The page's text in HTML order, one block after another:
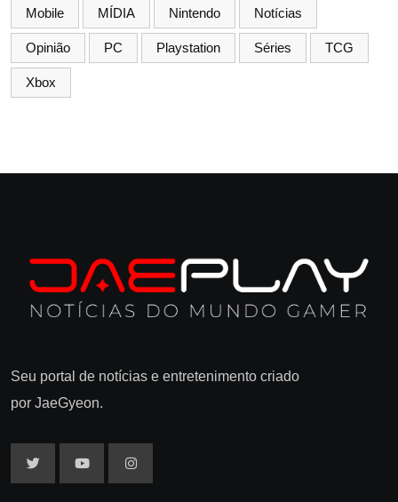
Mobile MÍDIA Nintendo Notícias
Opinião PC Playstation Séries TCG
Xbox
Seu portal de notícias e entretenimento criado
por JaeGyeon.